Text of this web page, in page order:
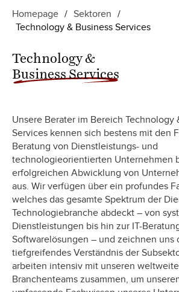
Homepage / Sektoren /
Technology & Business Services
Technology &
Business Services
Unsere Berater im Bereich Technology
Services kennen sich bestens mit den
Beratung von Dienstleistungs- und
technologieorientierten Unternehmen
erfolgreichen Abwicklung von
aus. Wir verfügen über ein profundes
welches das gesamte Spektrum der
Technologiebranche abdeckt – von
Dienstleistungen bis hin zur IT-
Softwarelösungen – und zeichnen uns
tiefgreifendes Verständnis der
arbeiten intensiv mit unseren
Branchenteams zusammen, um